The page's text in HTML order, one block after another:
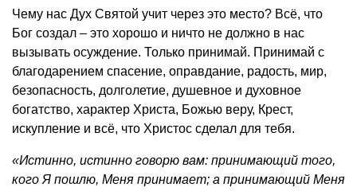
Чему нас Дух Святой учит через это место? Всё, что
Бог создал – это хорошо и ничто не должно в нас
вызывать осуждение. Только принимай. Принимай с
благодарением спасение, оправдание, радость, мир,
безопасность, долголетие, душевное и духовное
богатство, характер Христа, Божью веру, Крест,
искупление и всё, что Христос сделал для тебя.
«Истинно, истинно говорю вам: принимающий того,
кого Я пошлю, Меня принимает; а принимающий Меня